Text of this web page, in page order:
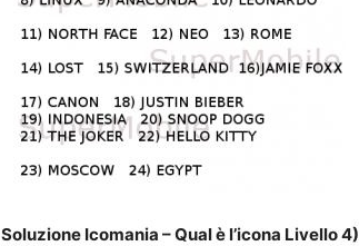
Soluzione Icomania – Qual è l’icona Livello 4)